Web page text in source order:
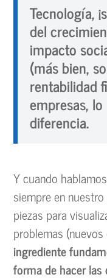
Tecnología,
del
impacto
(más bien,
rentabilidad
empresas,
diferencia.
Y cuando
siempre en
piezas para
problemas
ingrediente
forma de hacer las